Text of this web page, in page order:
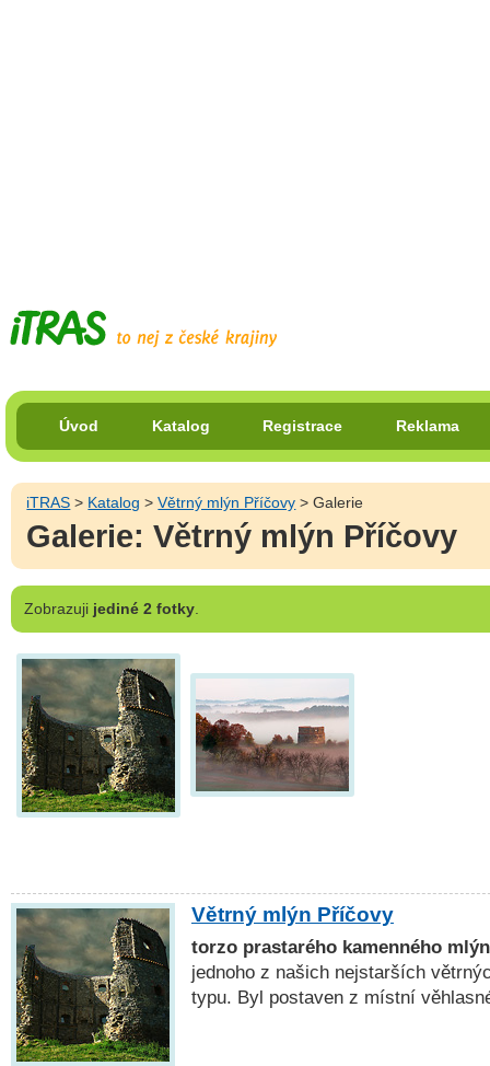
Úvod Katalog Registrace Reklama
iTRAS > Katalog >Větrný mlýn Příčovy > Galerie
Galerie: Větrný mlýn Příčovy
Zobrazuji jediné 2 fotky.
Větrný mlýn Příčovy
torzo prastarého kamenného
jednoho z našich nejstarších
typu. Byl postaven z místní